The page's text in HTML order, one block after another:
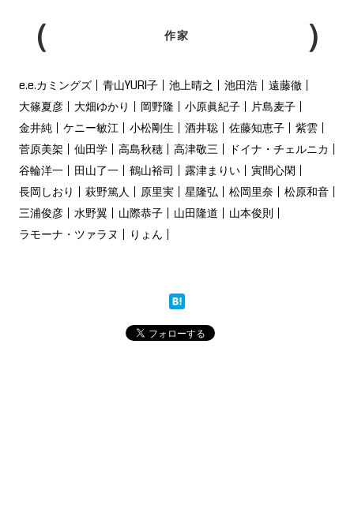
作家
e.e.カミングズ 青山YURI子 池上晴之 池田浩
遠藤徹
大篠夏彦
大畑ゆかり 岡野隆 小原眞紀子
片島麦子
金井純
ケニー敏江 小松剛生 酒井聡 佐藤知恵子
紫雲
菅原美架
仙田学 高島秋穂 高津敬三
ドイナ・チェルニカ
谷輪洋一
田山了一 鶴山裕司 露津まりい
寅間心閑
長岡しおり
萩野篤人 原里実 星隆弘 松岡里奈
松原和音
三浦俊彦
水野翼 山際恭子 山田隆道
山本俊則
ラモーナ・ツァラヌ
りょん